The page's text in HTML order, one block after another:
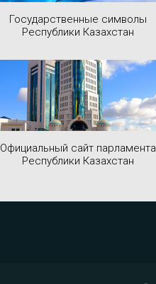
Государственные символы
Республики Казахстан
Официальный сайт парламента
Республики Казахстан